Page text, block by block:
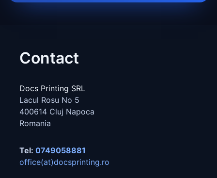
Contact
Docs Printing SRL
Lacul Rosu No 5
400614 Cluj Napoca
Romania
Tel: 0749058881
office(at)docsprinting.ro